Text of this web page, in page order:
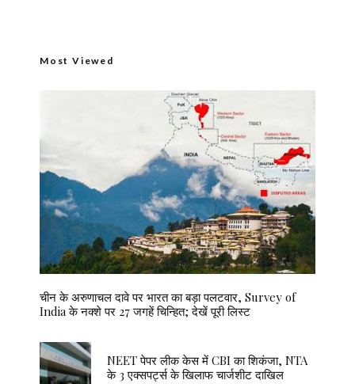
Most Viewed
चीन के अरुणाचल दावे पर भारत का बड़ा पलटवार, Survey of
India के नक्शे पर 27 जगहें चिन्हित; देखें पूरी लिस्ट
NEET पेपर लीक केस में CBI का शिकंजा, NTA
के 3 एक्सपर्ट्स के खिलाफ चार्जशीट दाखिल